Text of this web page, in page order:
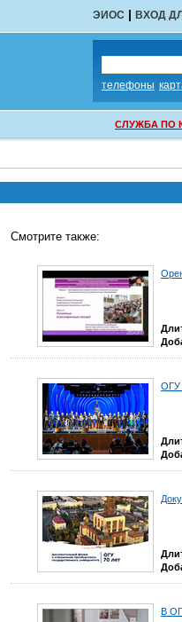
ЭИОС | ВХОД
телефоны
СЛУЖБА ПО
Смотрите также:
ОГУ
В